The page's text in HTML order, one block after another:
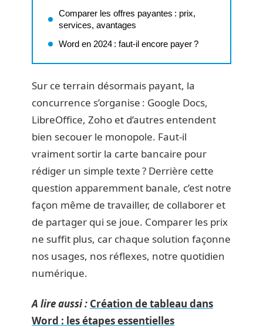
Comparer les offres payantes : prix,
services, avantages
Word en 2024 : faut-il encore payer ?
Sur ce terrain désormais payant, la
concurrence s’organise : Google Docs,
LibreOffice, Zoho et d’autres entendent
bien secouer le monopole. Faut-il
vraiment sortir la carte bancaire pour
rédiger un simple texte ? Derrière cette
question apparemment banale, c’est notre
façon même de travailler, de collaborer et
de partager qui se joue. Comparer les prix
ne suffit plus, car chaque solution façonne
nos usages, nos réflexes, notre quotidien
numérique.
A lire aussi : Création de tableau dans
Word : les étapes essentielles